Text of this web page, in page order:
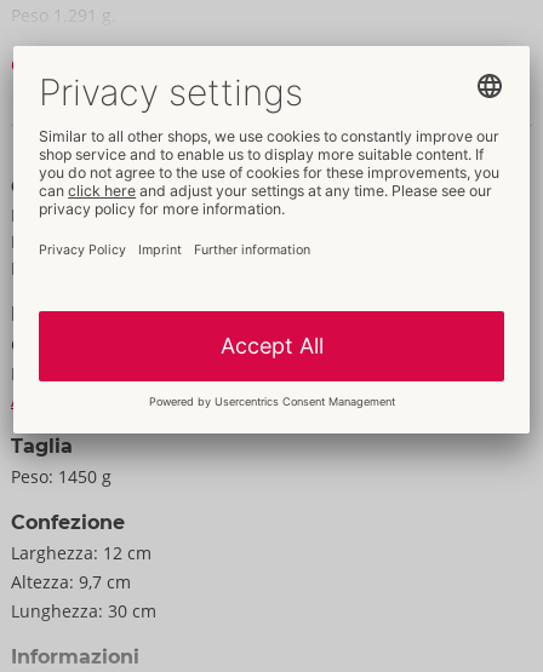
Peso 1.291 g.
Silicone, ABS.
Continua a leggere
Dati e proprietà
Caratteristiche
Per uomini
Diverse modalità di vibrazione
Per l’uso anale
Dati
Colore:
Materiale:
Alle informazioni materiali
Taglia
Peso: 1450 g
Confezione
Larghezza: 12 cm
Altezza: 9,7 cm
Lunghezza: 30 cm
Informazioni